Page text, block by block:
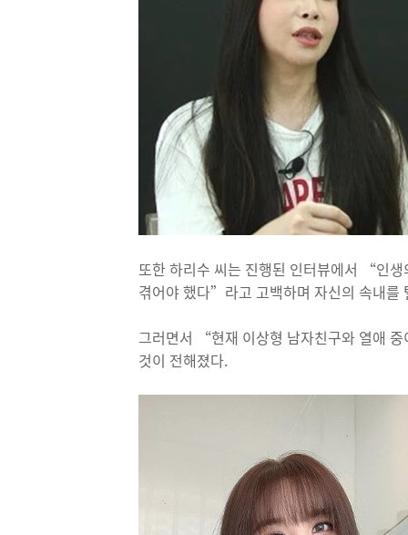
또한 하리수 씨는 진행된 인터뷰에서 “인
겪어야 했다”라고 고백하며 자신의 속내를
그러면서 “현재 이상형 남자친구와 열애
것이 전해졌다.